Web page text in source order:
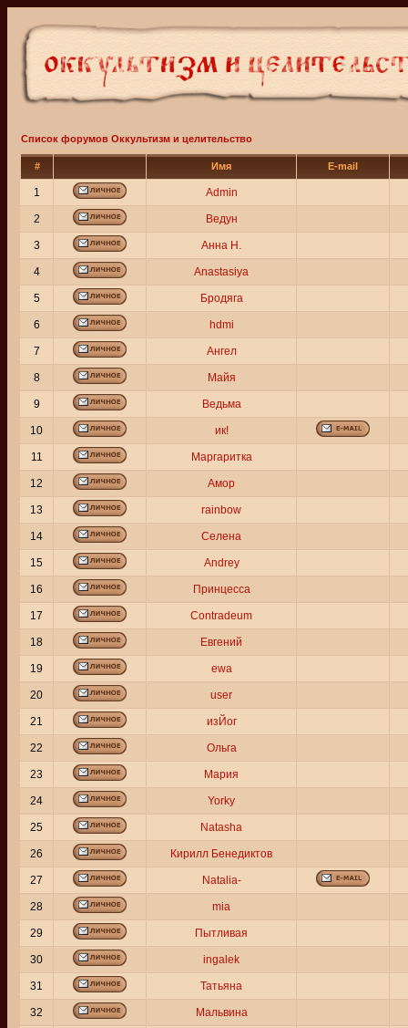
Список форумов Оккультизм и целительство
# Имя E-mail
1 Admin
2 Ведун
3 Анна Н.
4 Anastasiya
5 Бродяга
6 hdmi
7 Ангел
8 Майя
9 Ведьма
10 ик!
11 Маргаритка
12 Амор
13 rainbow
14 Селена
15 Andrey
16 Принцесса
17 Contradeum
18 Евгений
19 ewa
20 user
21 изЙог
22 Ольга
23 Мария
24 Yorky
25 Natasha
26 Кирилл Бенедиктов
27 Natalia-
28 mia
29 Пытливая
30 ingalek
31 Татьяна
32 Мальвина